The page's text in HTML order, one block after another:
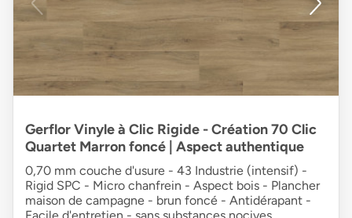
Gerflor Vinyle à Clic Rigide - Création 70 Clic
Quartet Marron foncé | Aspect authentique
0,70 mm couche d'usure - 43 Industrie (intensif) -
Rigid SPC - Micro chanfrein - Aspect bois - Plancher
maison de campagne - brun foncé - Antidérapant -